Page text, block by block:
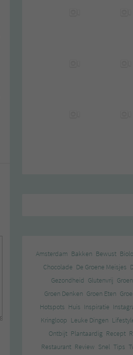
Amsterdam Bakken Bewust
Chocolade De Groene Meisjes
Gezondheid Glutenvrij Groen
Groen Denken Groen Eten
Hotspots Huis Inspiratie
Kringloop Leuke Dingen
Ontbijt Plantaardig Recept
Restaurant Review Snel Tips